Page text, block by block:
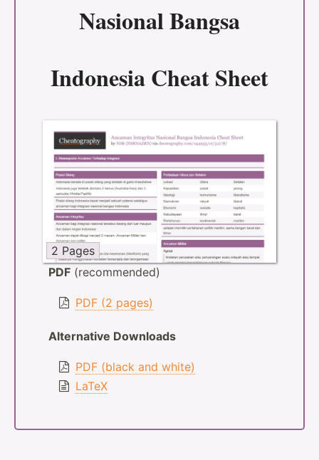
Nasional Bangsa
Indonesia Cheat Sheet
2 Pages
PDF (recommended)
PDF (2 pages)
Alternative Downloads
PDF (black and white)
LaTeX